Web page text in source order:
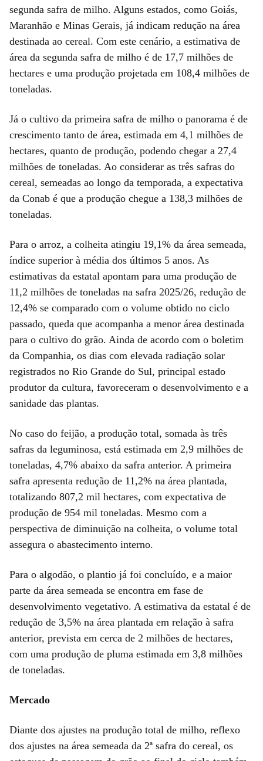
segunda safra de milho. Alguns estados, como Goiás,
Maranhão e Minas Gerais, já indicam redução na área
destinada ao cereal. Com este cenário, a estimativa de
área da segunda safra de milho é de 17,7 milhões de
hectares e uma produção projetada em 108,4 milhões de
toneladas.
Já o cultivo da primeira safra de milho o panorama é de
crescimento tanto de área, estimada em 4,1 milhões de
hectares, quanto de produção, podendo chegar a 27,4
milhões de toneladas. Ao considerar as três safras do
cereal, semeadas ao longo da temporada, a expectativa
da Conab é que a produção chegue a 138,3 milhões de
toneladas.
Para o arroz, a colheita atingiu 19,1% da área semeada,
índice superior à média dos últimos 5 anos. As
estimativas da estatal apontam para uma produção de
11,2 milhões de toneladas na safra 2025/26, redução de
12,4% se comparado com o volume obtido no ciclo
passado, queda que acompanha a menor área destinada
para o cultivo do grão. Ainda de acordo com o boletim
da Companhia, os dias com elevada radiação solar
registrados no Rio Grande do Sul, principal estado
produtor da cultura, favoreceram o desenvolvimento e a
sanidade das plantas.
No caso do feijão, a produção total, somada às três
safras da leguminosa, está estimada em 2,9 milhões de
toneladas, 4,7% abaixo da safra anterior. A primeira
safra apresenta redução de 11,2% na área plantada,
totalizando 807,2 mil hectares, com expectativa de
produção de 954 mil toneladas. Mesmo com a
perspectiva de diminuição na colheita, o volume total
assegura o abastecimento interno.
Para o algodão, o plantio já foi concluído, e a maior
parte da área semeada se encontra em fase de
desenvolvimento vegetativo. A estimativa da estatal é de
redução de 3,5% na área plantada em relação à safra
anterior, prevista em cerca de 2 milhões de hectares,
com uma produção de pluma estimada em 3,8 milhões
de toneladas.
Mercado
Diante dos ajustes na produção total de milho, reflexo
dos ajustes na área semeada da 2ª safra do cereal, os